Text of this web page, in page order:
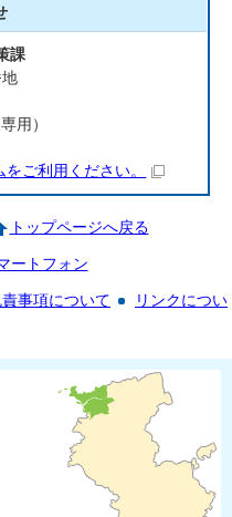
課
用）
ご利用ください。
トップページへ戻る
ートフォン
事項について
リンクについ